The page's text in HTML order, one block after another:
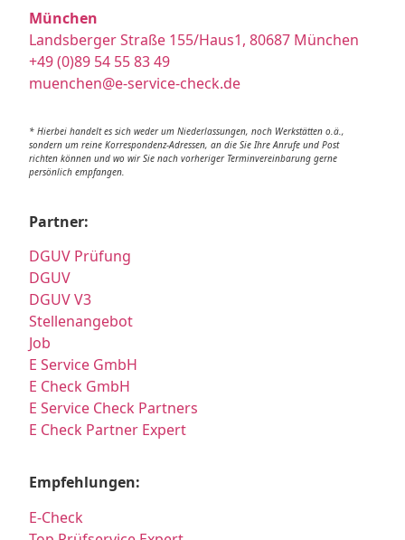
München
Landsberger Straße 155/Haus1, 80687 München
+49 (0)89 54 55 83 49
muenchen@e-service-check.de
* Hierbei handelt es sich weder um Niederlassungen, noch Werkstätten o.ä.,
sondern um reine Korrespondenz-Adressen, an die Sie Ihre Anrufe und Post
richten können und wo wir Sie nach vorheriger Terminvereinbarung gerne
persönlich empfangen.
Partner:
DGUV Prüfung
DGUV
DGUV V3
Stellenangebot
Job
E Service GmbH
E Check GmbH
E Service Check Partners
E Check Partner Expert
Empfehlungen:
E-Check